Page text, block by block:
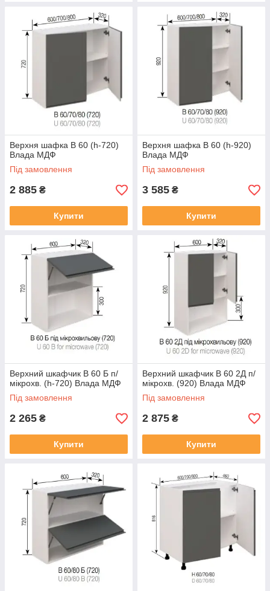
Верхня шафка В 60 (h-720)
Влада МДФ
Під замовлення
2 885 ₴
Купити
Верхня шафка В 60 (h-920)
Влада МДФ
Під замовлення
3 585 ₴
Купити
Верхний шкафчик В 60 Б п/
мікрохв. (h-720) Влада МДФ
Під замовлення
2 265 ₴
Купити
Верхний шкафчик В 60 2Д п/
мікрохв. (920) Влада МДФ
Під замовлення
2 875 ₴
Купити